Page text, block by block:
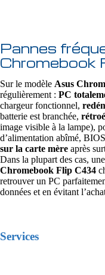
Pannes
Chromebook
Sur le modèle Asus
régulièrement : PC
chargeur fonctionnel,
batterie est branchée,
image visible à la lampe),
d’alimentation abîmé,
sur la carte mère après
Dans la plupart des cas, une
Chromebook Flip C434
retrouver un PC
données et en évitant
Services